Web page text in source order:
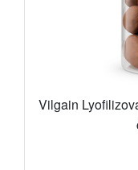
Vilgain